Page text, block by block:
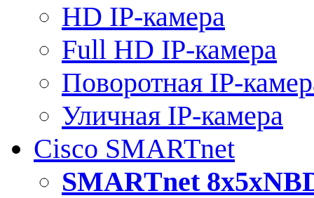
HD IP-камера
Full HD IP-камера
Поворотная IP-
Уличная IP-камера
Cisco SMARTnet
SMARTnet